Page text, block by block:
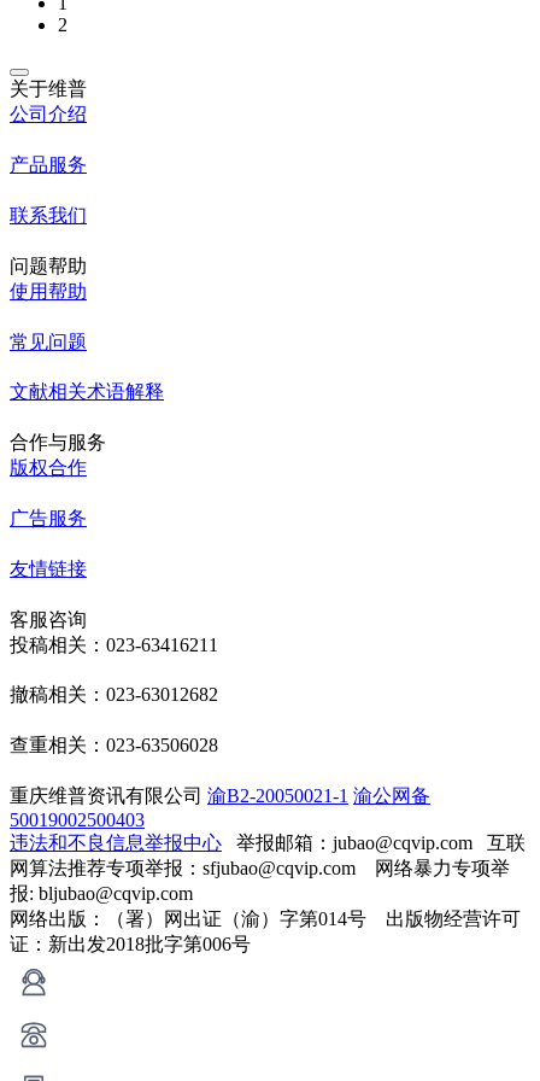
2
关于维普
公司介绍
产品服务
联系我们
问题帮助
使用帮助
常见问题
文献相关术语解释
合作与服务
版权合作
广告服务
友情链接
客服咨询
投稿相关：023-63416211
撤稿相关：023-63012682
查重相关：023-63506028
重庆维普资讯有限公司 渝B2-20050021-1 渝公网备
50019002500403
违法和不良信息举报中心 举报邮箱：jubao@cqvip.com 互联
网算法推荐专项举报：sfjubao@cqvip.com 网络暴力专项举
报: bljubao@cqvip.com
网络出版：（署）网出证（渝）字第014号 出版物经营许可
证：新出发2018批字第006号